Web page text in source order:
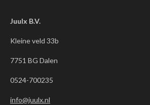
m
Juulx B.V.
Kleine veld 33b
7751 BG Dalen
0524-700235
info@juulx.nl